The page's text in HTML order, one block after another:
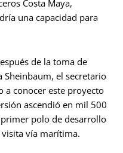
Costa Maya,
una capacidad para
de la toma de
Sheinbaum, el secretario
a conocer este proyecto
ascendió en mil 500
polo de desarrollo
vía marítima.